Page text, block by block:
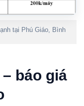
tại Phú Giáo, Bình
báo giá